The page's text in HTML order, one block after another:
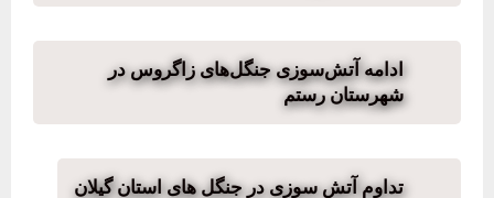
ادامه آتش‌سوزی جنگل‌های زاگروس در
شهرستان رستم
تداوم آتش سوزی در جنگل های استان گیلان